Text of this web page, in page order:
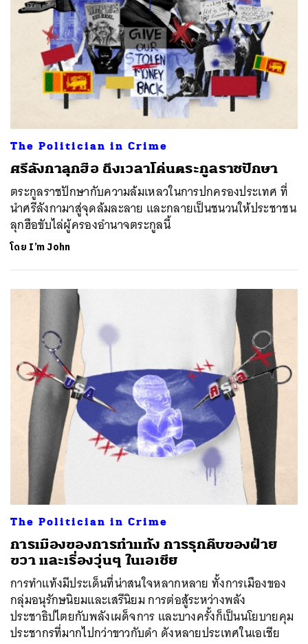
The Politician in Crime
ศรีลังกาลุกฮือ ถึงเวลาโค่นตระกูลราชปักษา
ตระกูลราชปักษากับความล้มเหลวในการปกครองประเทศ ที่
นำศรีลังกามาสู่จุดล้มละลาย และกลายเป็นชนวนให้ประชาชน
ลุกฮือขับไล่ผู้ครองอำนาจตระกูลนี้
โดย I’m John
The Politician in Crime
การเมืองของการทำแท้ง การรุกคืบของฝ่าย
ขวา และเรื่องวุ่นๆ ในเอเชีย
การทำแท้งมีประเด็นที่น่าสนใจหลากหลาย ทั้งการเมืองของ
กลุ่มอนุรักษนิยมและเสรีนิยม การต่อสู้ระหว่างพลัง
ประชาธิปไตยกับพลังเผด็จการ และบางครั้งก็เป็นนโยบายคุม
ประชากรที่มากไปกว่าขาวกับดำ ดังหลายประเทศในเอเชีย